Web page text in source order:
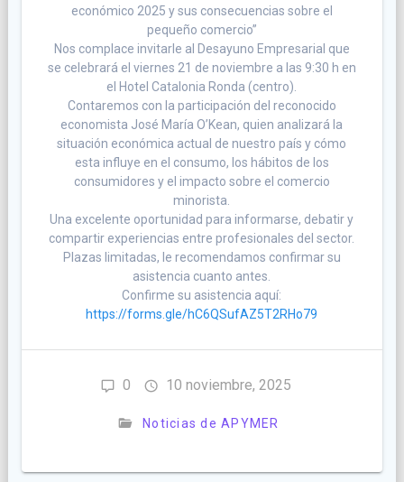
económico 2025 y sus consecuencias sobre el
pequeño comercio”
Nos complace invitarle al Desayuno Empresarial que
se celebrará el viernes 21 de noviembre a las 9:30 h en
el Hotel Catalonia Ronda (centro).
Contaremos con la participación del reconocido
economista José María O’Kean, quien analizará la
situación económica actual de nuestro país y cómo
esta influye en el consumo, los hábitos de los
consumidores y el impacto sobre el comercio
minorista.
Una excelente oportunidad para informarse, debatir y
compartir experiencias entre profesionales del sector.
Plazas limitadas, le recomendamos confirmar su
asistencia cuanto antes.
Confirme su asistencia aquí:
https://forms.gle/hC6QSufAZ5T2RHo79
0 10 noviembre, 2025
Noticias de APYMER